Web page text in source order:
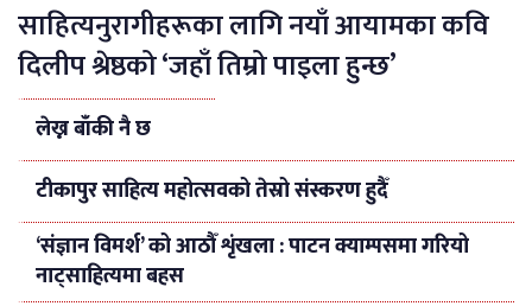
साहित्यनुरागीहरूका लागि नयाँ आयामका कवि
दिलीप श्रेष्ठको ‘जहाँ तिम्रो पाइला हुन्छ’
लेख्न बाँकी नै छ
टीकापुर साहित्य महोत्सवको तेस्रो संस्करण हुदैँ
‘संज्ञान विमर्श’ को आठौँ शृंखला : पाटन क्याम्पसमा गरियो
नाट्साहित्यमा बहस